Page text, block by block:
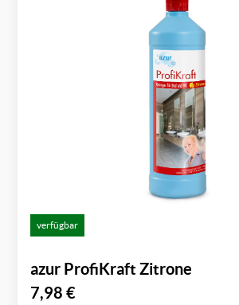
verfügbar
azur ProfiKraft Zitrone
7,98 €